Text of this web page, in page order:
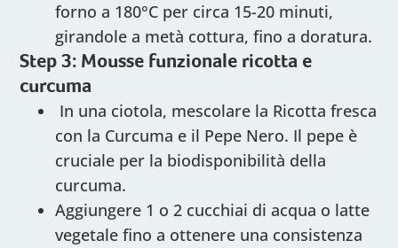
forno a 180°C per circa 15-20 minuti,
girandole a metà cottura, fino a doratura.
Step 3: Mousse funzionale ricotta e
curcuma
In una ciotola, mescolare la Ricotta fresca
con la Curcuma e il Pepe Nero. Il pepe è
cruciale per la biodisponibilità della
curcuma.
Aggiungere 1 o 2 cucchiai di acqua o latte
vegetale fino a ottenere una consistenza